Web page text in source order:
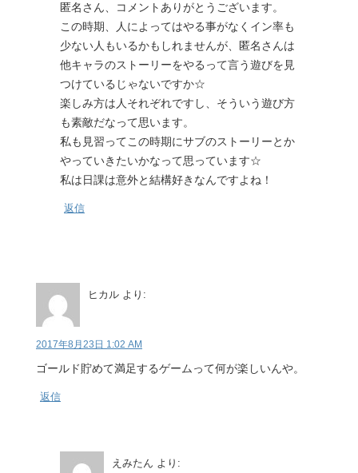
匿名さん、コメントありがとうございます。
この時期、人によってはやる事がなくイン率も
少ない人もいるかもしれませんが、匿名さんは
他キャラのストーリーをやるって言う遊びを見
つけているじゃないですか☆
楽しみ方は人それぞれですし、そういう遊び方
も素敵だなって思います。
私も見習ってこの時期にサブのストーリーとか
やっていきたいかなって思っています☆
私は日課は意外と結構好きなんですよね！
返信
ヒカル より:
2017年8月23日 1:02 AM
ゴールド貯めて満足するゲームって何が楽しいんや。
返信
えみたん より: